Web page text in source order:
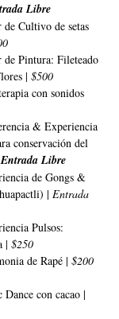
Libre
de Cultivo de setas
de Pintura: Fileteado
| $500
con sonidos
& Experiencia
conservación del
Entrada Libre
de Gongs &
| Entrada
Pulsos:
| $250
de Rapé | $200
Dance con cacao |